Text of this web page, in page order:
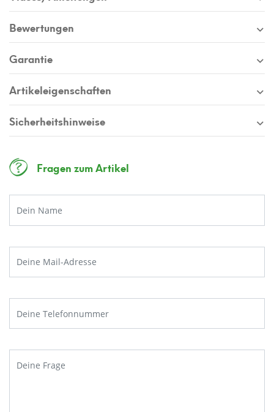
Bewertungen
Garantie
Artikeleigenschaften
Sicherheitshinweise
Fragen zum Artikel